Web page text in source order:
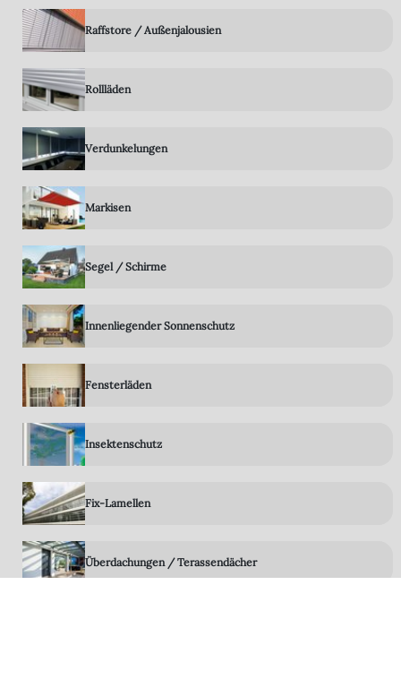
Raffstore / Außenjalousien
Rollläden
Verdunkelungen
Markisen
Segel / Schirme
Innenliegender Sonnenschutz
Fensterläden
Insektenschutz
Fix-Lamellen
Überdachungen / Terassendächer